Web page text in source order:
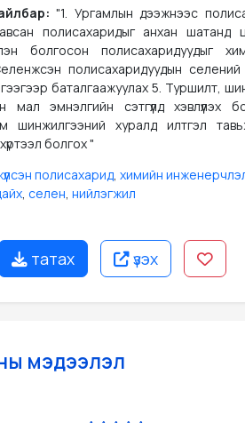
"1. Ургамлын дээжнээс
полисахаридыг анхан шатанд
болгосон полисахаридуудыг
полисахаридуудын селений
баталгаажуулах 5. Туршилт,
мал эмнэлгийн сэтгүүлд хэвлүүлэх
шинжилгээний хуралд илтгэл тавьж
болгох "
полисахарид, химийн
, селен, нийлэгжил
татах үзэх
мэдээлэл